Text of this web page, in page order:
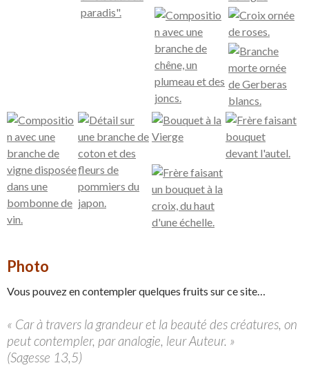
Photo
Vous pouvez en contempler quelques fruits sur ce site…
« Car à travers la grandeur et la beauté des créatures, on
peut contempler, par analogie, leur Auteur. »
(Sagesse 13,5)